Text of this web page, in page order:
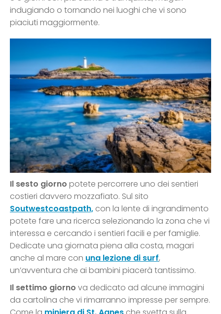
indugiando o tornando nei luoghi che vi sono
piaciuti maggiormente.
Il sesto giorno potete percorrere uno dei sentieri
costieri davvero mozzafiato. Sul sito
Soutwestcoastpath, con la lente di ingrandimento
potete fare una ricerca selezionando la zona che vi
interessa e cercando i sentieri facili e per famiglie.
Dedicate una giornata piena alla costa, magari
anche al mare con una lezione di surf,
un’avventura che ai bambini piacerà tantissimo.
Il settimo giorno va dedicato ad alcune immagini
da cartolina che vi rimarranno impresse per sempre.